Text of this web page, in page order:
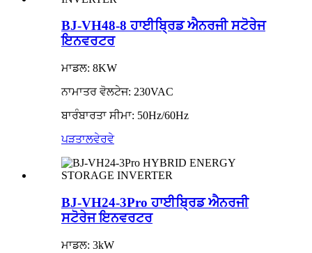
BJ-VH48-8 ਹਾਈਬ੍ਰਿਡ ਐਨਰਜੀ ਸਟੋਰੇਜ
ਇਨਵਰਟਰ
ਮਾਡਲ: 8KW
ਨਾਮਾਤਰ ਵੋਲਟੇਜ: 230VAC
ਬਾਰੰਬਾਰਤਾ ਸੀਮਾ: 50Hz/60Hz
ਪੜਤਾਲਵੇਰਵੇ
BJ-VH24-3Pro ਹਾਈਬ੍ਰਿਡ ਐਨਰਜੀ
ਸਟੋਰੇਜ ਇਨਵਰਟਰ
ਮਾਡਲ: 3kW